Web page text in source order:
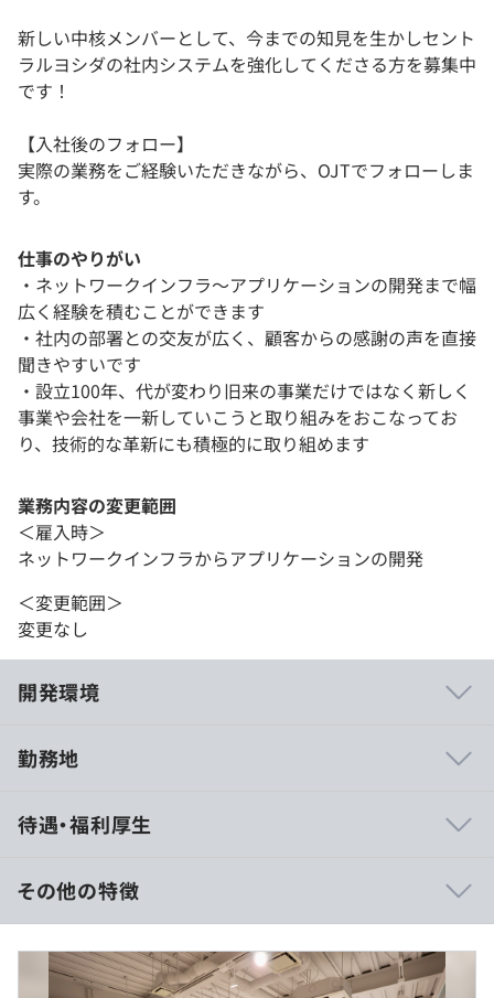
新しい中核メンバーとして、今までの知見を生かしセント
ラルヨシダの社内システムを強化してくださる方を募集中
です！
【入社後のフォロー】
実際の業務をご経験いただきながら、OJTでフォローしま
す。
仕事のやりがい
・ネットワークインフラ〜アプリケーションの開発まで幅
広く経験を積むことができます
・社内の部署との交友が広く、顧客からの感謝の声を直接
聞きやすいです
・設立100年、代が変わり旧来の事業だけではなく新しく
事業や会社を一新していこうと取り組みをおこなってお
り、技術的な革新にも積極的に取り組めます
業務内容の変更範囲
＜雇入時＞
ネットワークインフラからアプリケーションの開発
＜変更範囲＞
変更なし
開発環境
為、働きやすい環境
勤務地
待遇・福利厚生
《年収400万～700万円の事例》
■賃金形態：月給制（約30万〜46万円※固定残業代を含
その他の特徴